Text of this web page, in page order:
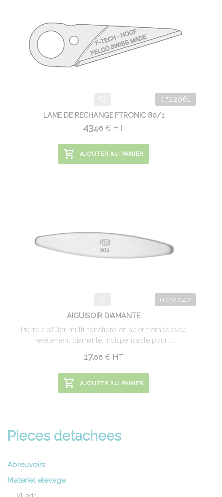
0722061
LAME DE RECHANGE FTRONIC 80/1
43.96 € HT
AJOUTER AU PANIER
0722042
AIGUISOIR DIAMANTE
Pierre à affûter multi-fonctions en acier trempé avec
revêtement diamanté. Indispensable pour ...
17.86 €HT
AJOUTER AU PANIER
Pieces detachees
Abreuvoirs
Materiel elevage
Vir ovin